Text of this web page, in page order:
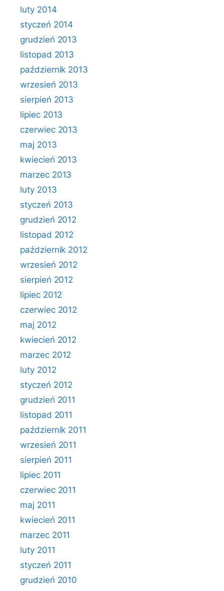
luty 2014
styczeń 2014
grudzień 2013
listopad 2013
październik 2013
wrzesień 2013
sierpień 2013
lipiec 2013
czerwiec 2013
maj 2013
kwiecień 2013
marzec 2013
luty 2013
styczeń 2013
grudzień 2012
listopad 2012
październik 2012
wrzesień 2012
sierpień 2012
lipiec 2012
czerwiec 2012
maj 2012
kwiecień 2012
marzec 2012
luty 2012
styczeń 2012
grudzień 2011
listopad 2011
październik 2011
wrzesień 2011
sierpień 2011
lipiec 2011
czerwiec 2011
maj 2011
kwiecień 2011
marzec 2011
luty 2011
styczeń 2011
grudzień 2010